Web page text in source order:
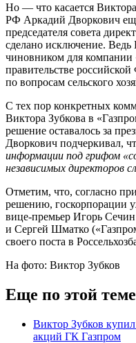
Но — что касается
РФ Аркадий Дворкович
председателя совета
сделано исключение.
чиновником для компании
правительстве
по вопросам сельского
С тех пор конкретных
Виктора Зубкова в
решение оставалось за
Дворкович подчеркивал,
информации под грифом
независимых директоров
Отметим, что, согласно
решению, госкорпорации
вице-премьер Игорь
и Сергей Шматко
своего поста в
На фото: Виктор Зубков
Еще по этой теме
Виктор Зубков
акций ГК Газпром